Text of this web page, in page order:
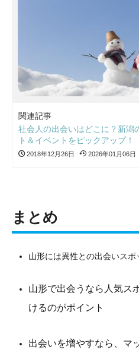
関連記事
社会人の出会いはどこに？新潟
ト＆イベントをピックアップ！
2018年12月26日 2026年01月06日
まとめ
山形には異性との出会いス
山形で出会うなら人気ス
けるのがポイント
出会いを増やすなら、マ